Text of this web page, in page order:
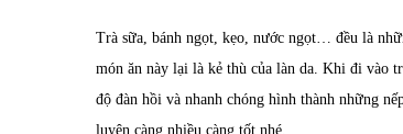
Trà sữa, bánh ngọt, kẹo, nước ngọt… đều là
món ăn này lại là kẻ thù của làn da. Khi đi vào
độ đàn hồi và nhanh chóng hình thành những
luyện càng nhiều càng tốt nhé.